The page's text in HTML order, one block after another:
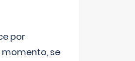
por
momento, se